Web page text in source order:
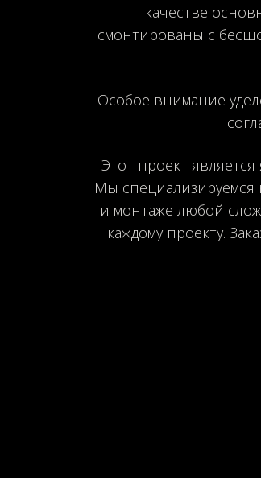
качестве
смонтированы с
Особое внимание
Этот проект
Мы специализируемся
и монтаже любой
каждому проекту.